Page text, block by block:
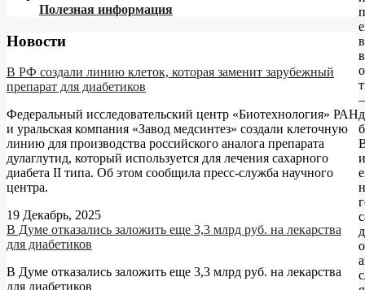
Полезная информация
Новости
В РФ создали линию клеток, которая заменит зарубежный
препарат для диабетиков
Федеральный исследовательский центр «Биотехнология» РАН
и уральская компания «Завод медсинтез» создали клеточную
линию для производства российского аналога препарата
дулаглутид, который используется для лечения сахарного
диабета II типа. Об этом сообщила пресс-служба научного
центра.
19 Декабрь, 2025
В Думе отказались заложить еще 3,3 млрд руб. на лекарства
для диабетиков
В Думе отказались заложить еще 3,3 млрд руб. на лекарства
для диабетиков
в
–